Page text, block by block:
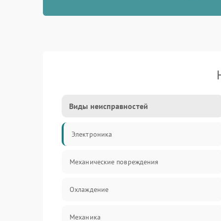
Виды неисправностей
Электроника
Механические повреждения
Охлаждение
Механика